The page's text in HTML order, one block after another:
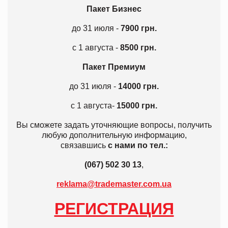
Пакет Бизнес
до 31 июля -7900 грн.
с 1 августа -8500 грн.
Пакет Премиум
до 31 июля - 14000 грн.
с 1 августа- 15000 грн.
Вы сможете задать уточняющие вопросы, получить
любую дополнительную информацию,
связавшись с нами по тел.:
(067) 502 30 13,
reklama@trademaster.com.ua
РЕГИСТРАЦИЯ